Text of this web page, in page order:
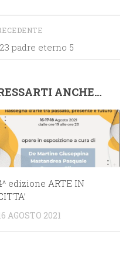
padre eterno 5
ANCHE...
edizione ARTE IN
AGOSTO 2021